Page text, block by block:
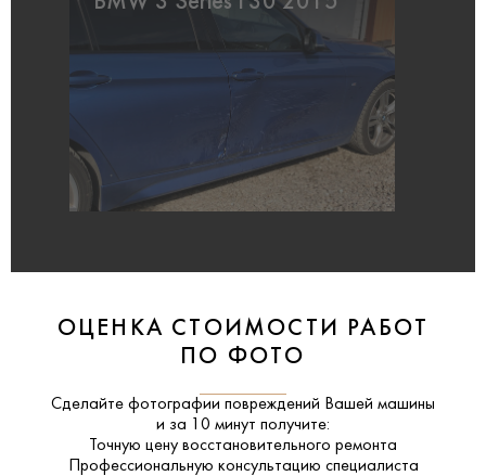
ОЦЕНКА СТОИМОСТИ РАБОТ
ПО ФОТО
Сделайте фотографии повреждений Вашей машины
и за
10 минут получите:
Точную цену восстановительного ремонта
Профессиональную консультацию специалиста